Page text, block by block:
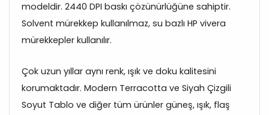
modeldir. 2440 DPI baskı çözünürlüğüne sahiptir.
Solvent mürekkep kullanılmaz, su bazlı HP vivera
mürekkepler kullanılır.
Çok uzun yıllar aynı renk, ışık ve doku kalitesini
korumaktadır. Modern Terracotta ve Siyah Çizgili
Soyut Tablo ve diğer tüm ürünler güneş, ışık, flaş